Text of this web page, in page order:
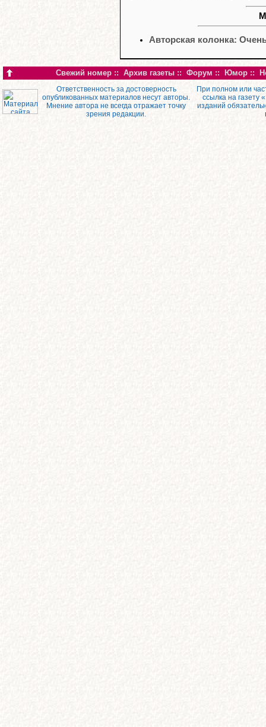
Авторская колонка:
Свежий номер :: Архив газеты :: Форум :: Юмор ::
Ответственность за достоверность
опубликованных материалов несут авторы.
Мнение автора не всегда отражает точку
зрения редакции.
При полном или
ссылка на газету
изданий